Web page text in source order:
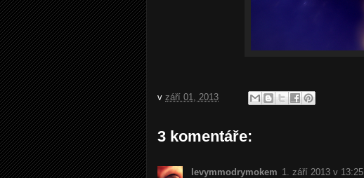
v září 01, 2013
3 komentáře:
levymmodrymokem 1. září 2013 v 13:25